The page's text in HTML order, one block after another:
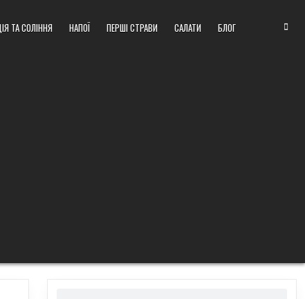
ТА СОЛІННЯ НАПОЇ ПЕРШІ СТРАВИ САЛАТИ БЛОГ